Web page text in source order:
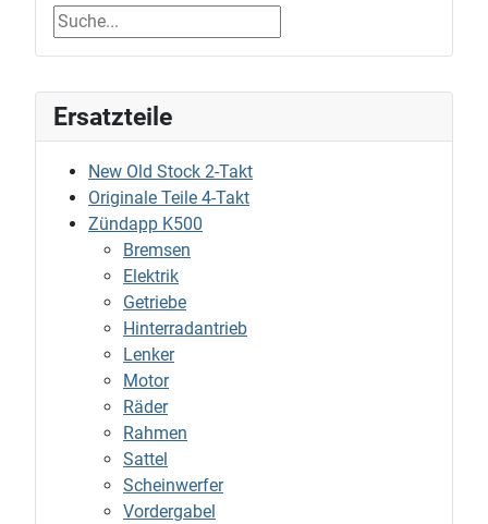
Ersatzteile
New Old Stock 2-Takt
Originale Teile 4-Takt
Zündapp K500
Bremsen
Elektrik
Getriebe
Hinterradantrieb
Lenker
Motor
Räder
Rahmen
Sattel
Scheinwerfer
Vordergabel